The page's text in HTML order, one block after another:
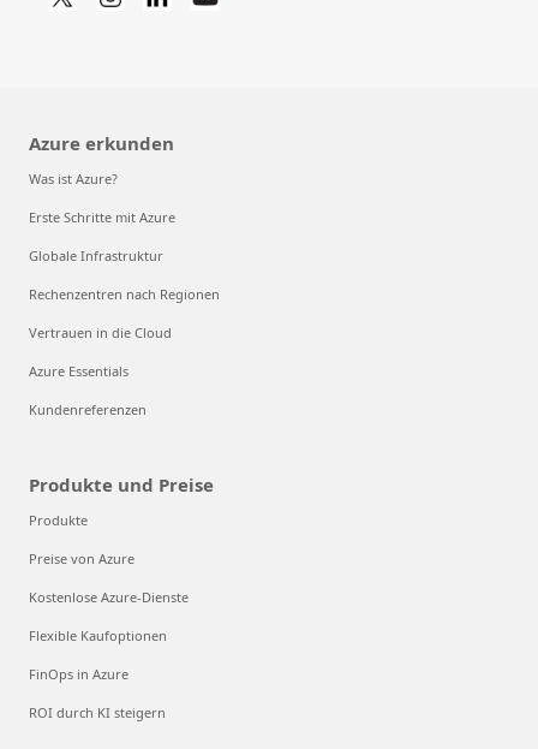
Azure erkunden
Was ist Azure?
Erste Schritte mit Azure
Globale Infrastruktur
Rechenzentren nach Regionen
Vertrauen in die Cloud
Azure Essentials
Kundenreferenzen
Produkte und Preise
Produkte
Preise von Azure
Kostenlose Azure-Dienste
Flexible Kaufoptionen
FinOps in Azure
ROI durch KI steigern